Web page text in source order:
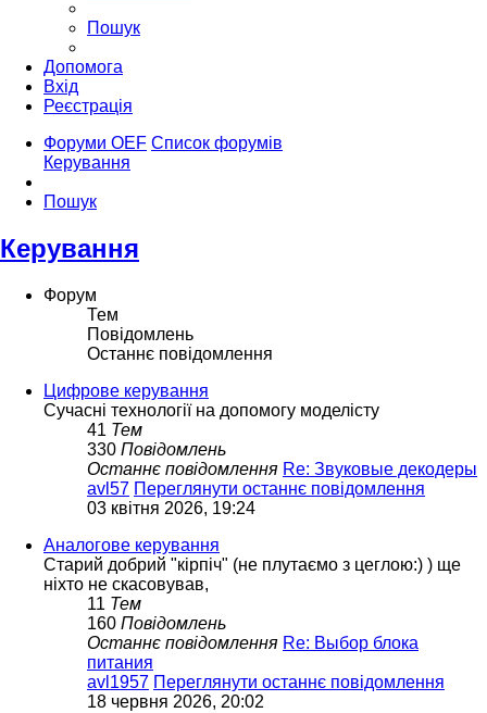
Пошук
Допомога
Вхід
Реєстрація
Форуми OEF Список форумів
Керування
Пошук
Керування
Форум
Тем
Повідомлень
Останнє повідомлення
Цифрове керування
Сучасні технології на допомогу моделісту
41 Тем
330 Повідомлень
Останнє повідомлення Re: Звуковые декодеры
avl57 Переглянути останнє повідомлення
03 квітня 2026, 19:24
Аналогове керування
Старий добрий "кірпіч" (не плутаємо з цеглою:) ) ще
ніхто не скасовував,
11 Тем
160 Повідомлень
Останнє повідомлення Re: Выбор блока
питания
avl1957 Переглянути останнє повідомлення
18 червня 2026, 20:02